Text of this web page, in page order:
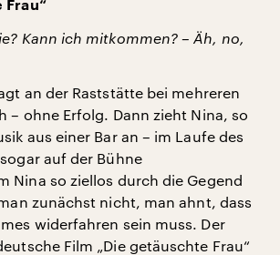
Frau“
Kann ich mitkommen? – Äh, no,
an der Raststätte bei mehreren
– ohne Erfolg. Dann zieht Nina, so
aus einer Bar an – im Laufe des
auf der Bühne
Nina so ziellos durch die Gegend
zunächst nicht, man ahnt, dass
widerfahren sein muss. Der
Film „Die getäuschte Frau“